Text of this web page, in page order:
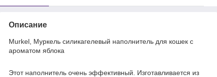
Описание
Murkel, Муркель силикагелевый наполнитель для кошек с
ароматом яблока
Этот наполнитель очень эффективный. Изготавливается из